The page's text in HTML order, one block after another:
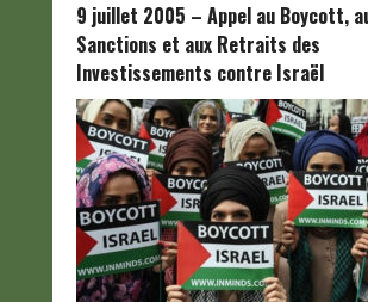
9 juillet 2005 – Appel au Boycott,
Sanctions et aux Retraits des
Investissements contre Israël